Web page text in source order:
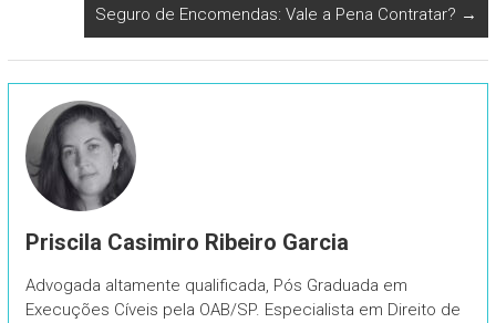
Seguro de Encomendas: Vale a Pena Contratar? →
Priscila Casimiro Ribeiro Garcia
Advogada altamente qualificada, Pós Graduada em
Execuções Cíveis pela OAB/SP. Especialista em Direito de